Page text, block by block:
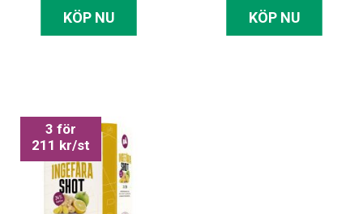
KÖP NU KÖP NU
3 för
211 kr/st